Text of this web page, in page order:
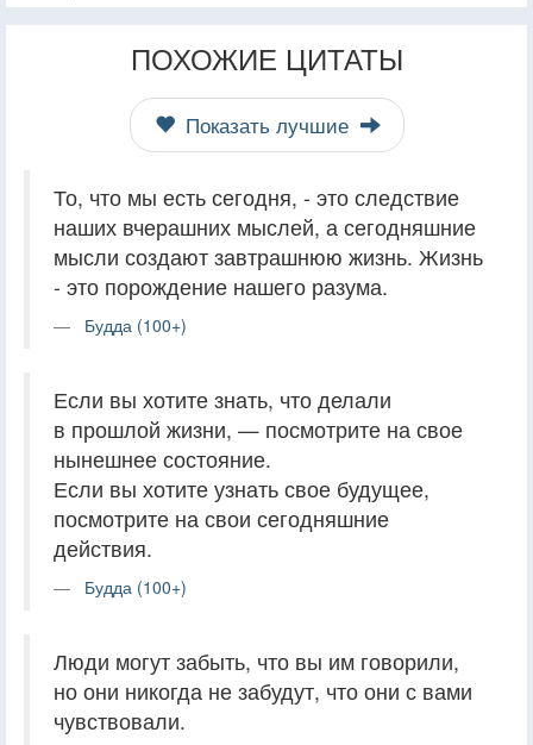
ПОХОЖИЕ ЦИТАТЫ
Показать лучшие
То, что мы есть сегодня, - это следствие
наших вчерашних мыслей, а сегодняшние
мысли создают завтрашнюю жизнь. Жизнь
- это порождение нашего разума.
Будда (100+)
Если вы хотите знать, что делали
в прошлой жизни, — посмотрите на свое
нынешнее состояние.
Если вы хотите узнать свое будущее,
посмотрите на свои сегодняшние
действия.
Будда (100+)
Люди могут забыть, что вы им говорили,
но они никогда не забудут, что они с вами
чувствовали.